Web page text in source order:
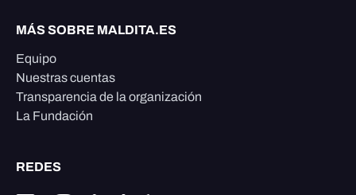
MÁS SOBRE MALDITA.ES
Equipo
Nuestras cuentas
Transparencia de la organización
La Fundación
REDES